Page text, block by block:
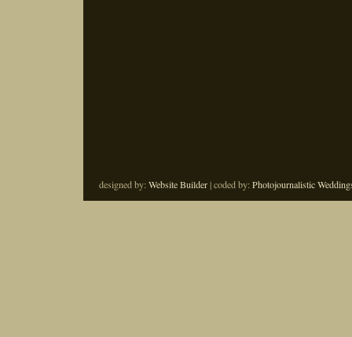
designed by:Website Builder| coded by:Photojournalistic